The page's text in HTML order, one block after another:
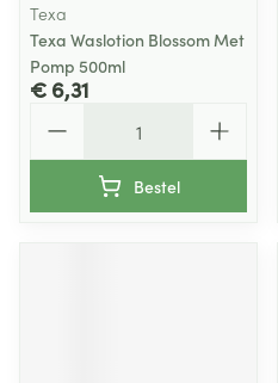
Texa
Texa Waslotion Blossom Met
Pomp 500ml
€ 6,31
Bestel